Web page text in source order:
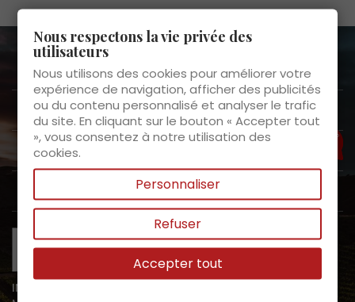
A propos de nous 
Service clients 
Nos produits
INTERDICTION DE VENTE DE BOISSONS ALCOOLIQUES AUX
Assistance?
Nous respectons la vie privée des
utilisateurs
Nous utilisons des cookies pour améliorer votre
expérience de navigation, afficher des publicités
ou du contenu personnalisé et analyser le trafic
du site. En cliquant sur le bouton « Accepter tout
», vous consentez à notre utilisation des
cookies.
Personnaliser
Refuser
Accepter tout